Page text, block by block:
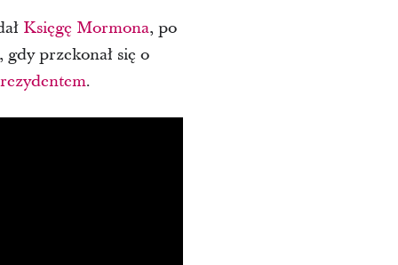
Księgę Mormona, po
przekonał się o
.